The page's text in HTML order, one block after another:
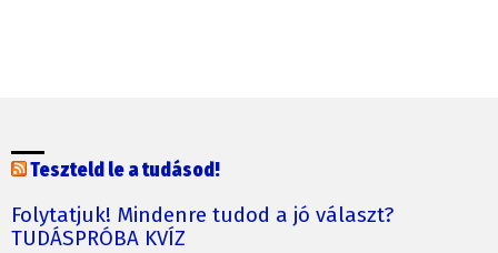
Teszteld le a tudásod!
Folytatjuk! Mindenre tudod a jó választ?
TUDÁSPRÓBA KVÍZ